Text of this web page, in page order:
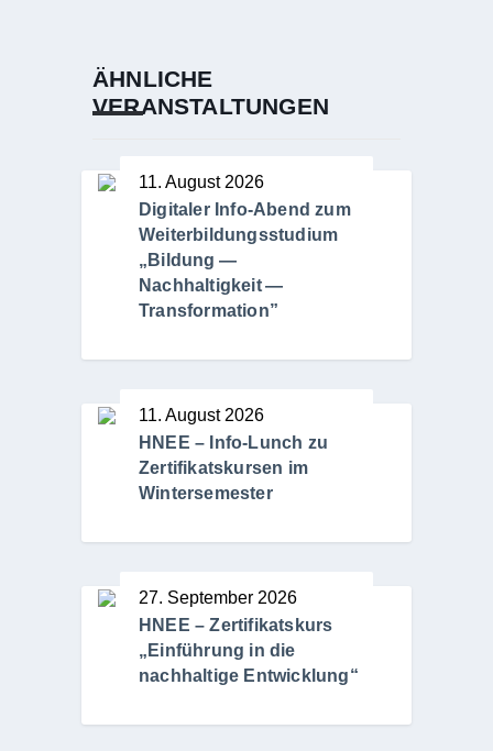
ÄHNLICHE
VERANSTALTUNGEN
11. August 2026
Digitaler Info-Abend zum
Weiterbildungsstudium
„Bildung —
Nachhaltigkeit —
Transformation”
11. August 2026
HNEE – Info-Lunch zu
Zertifikatskursen im
Wintersemester
27. September 2026
HNEE – Zertifikatskurs
„Einführung in die
nachhaltige Entwicklung“